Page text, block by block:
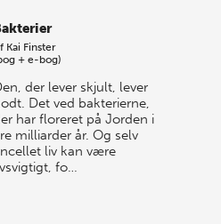
Kai Finster
+ e-bog)
der lever skjult, lever
Det ved bakterierne,
har floreret på Jorden i
milliarder år. Og selv
liv kan være
fo…